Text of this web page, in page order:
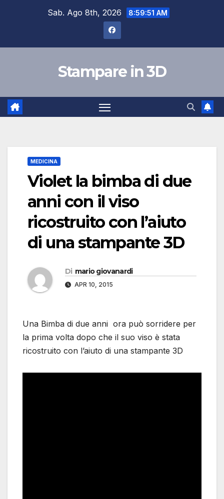
Sab. Ago 8th, 2026 8:59:52 AM
Stampare in 3D
MEDICINA
Violet la bimba di due
anni con il viso
ricostruito con l’aiuto
di una stampante 3D
Di mario giovanardi
APR 10, 2015
Una Bimba di due anni ora può sorridere per
la prima volta dopo che il suo viso è stata
ricostruito con l’aiuto di una stampante 3D